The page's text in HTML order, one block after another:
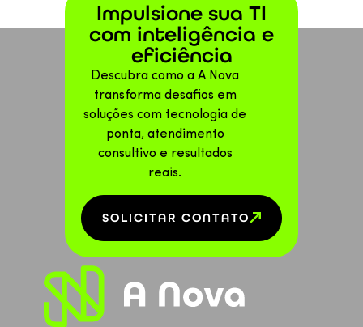
Impulsione sua TI
com inteligência e
eficiência
Descubra como a A Nova
transforma desafios em
soluções com tecnologia de
ponta, atendimento
consultivo e resultados
reais.
SOLICITAR CONTATO